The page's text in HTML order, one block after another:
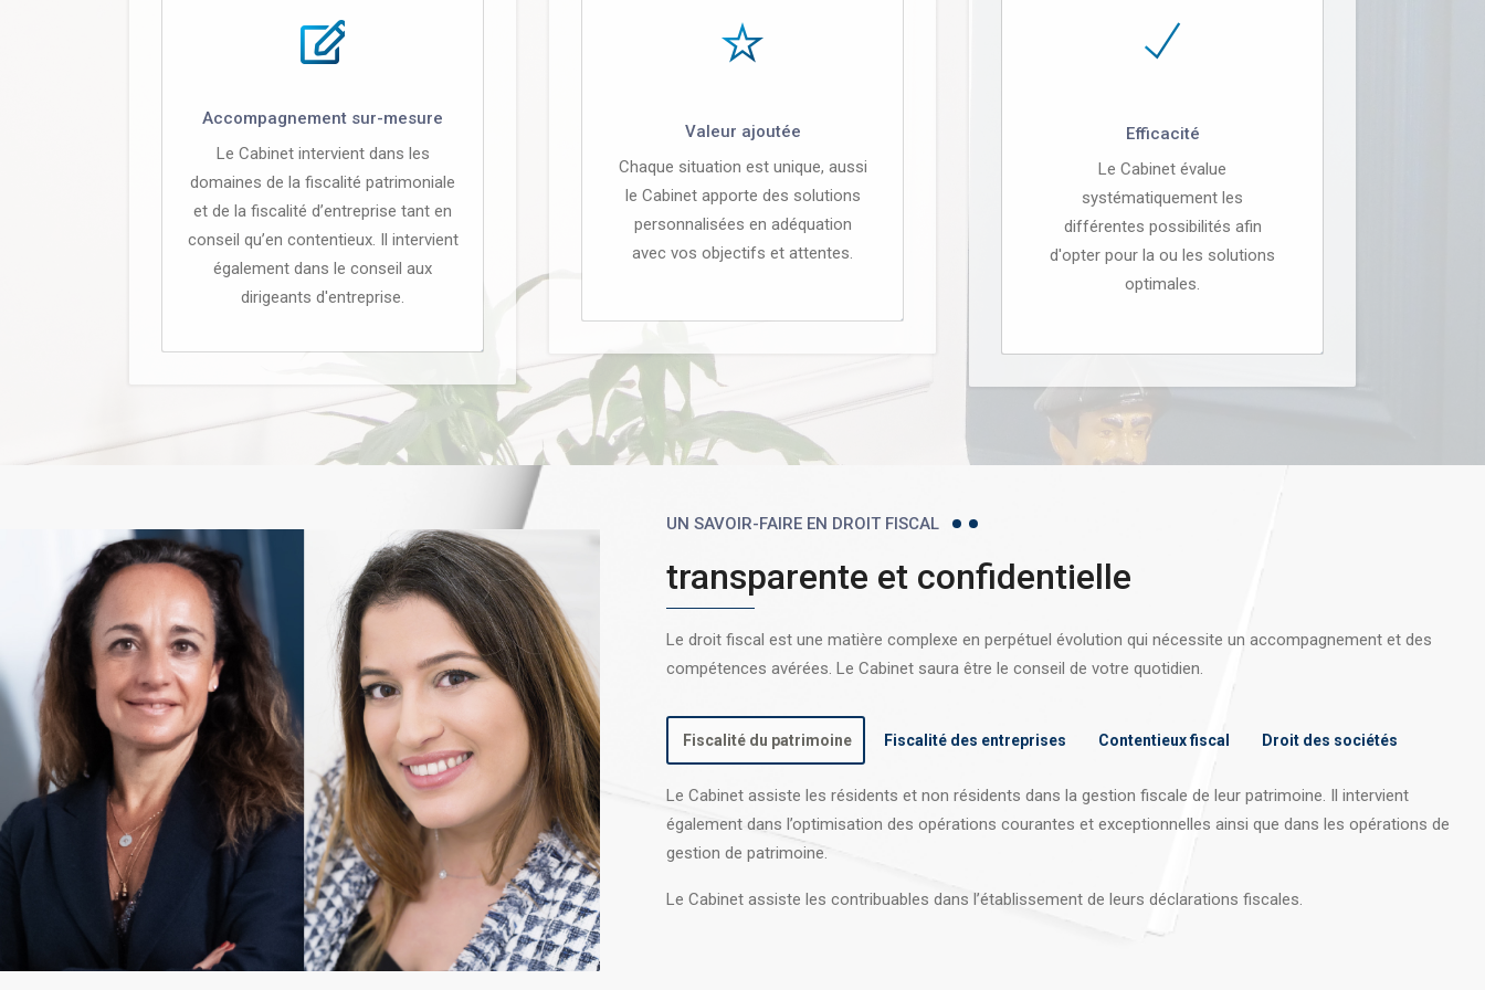
Accompagnement sur-mesure
Le Cabinet intervient dans les
domaines de la fiscalité patrimoniale
et de la fiscalité d’entreprise tant en
conseil qu’en contentieux. Il intervient
également dans le conseil aux
dirigeants d'entreprise.
Valeur ajoutée
Chaque situation est unique, aussi
le Cabinet apporte des solutions
personnalisées en adéquation
avec vos objectifs et attentes.
Efficacité
Le Cabinet évalue
systématiquement les
différentes possibilités afin
d'opter pour la ou les solutions
optimales.
UN SAVOIR-FAIRE EN DROIT FISCAL
transparente et confidentielle
Le droit fiscal est une matière complexe en perpétuel évolution qui nécessite un accompagnement et des
compétences avérées. Le Cabinet saura être le conseil de votre quotidien.
Fiscalité du patrimoine Fiscalité des entreprises Contentieux fiscal Droit des sociétés
Le Cabinet assiste les résidents et non résidents dans la gestion fiscale de leur patrimoine. Il intervient
également dans l’optimisation des opérations courantes et exceptionnelles ainsi que dans les opérations de
gestion de patrimoine.
Le Cabinet assiste les contribuables dans l’établissement de leurs déclarations fiscales.